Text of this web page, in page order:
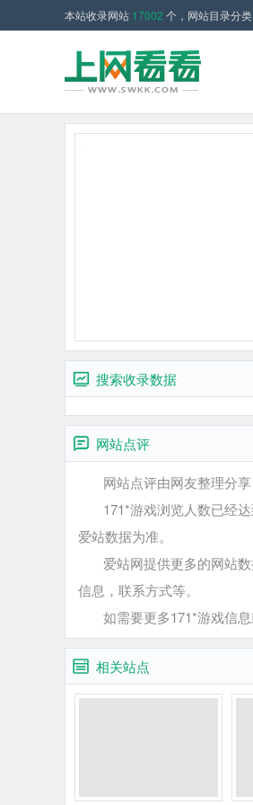
本站收录网站 17002 个，网站目录分类
搜索收录数据
网站点评
网站点评由网友整理分享
171*游戏浏览人数已经达
爱站数据为准。
爱站网提供更多的网站数
信息，联系方式等。
如需要更多171*游戏信息
相关站点